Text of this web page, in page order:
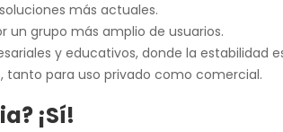
más actuales.
un grupo más amplio de usuarios.
y educativos, donde la estabilidad
para uso privado como comercial.
¡Sí!